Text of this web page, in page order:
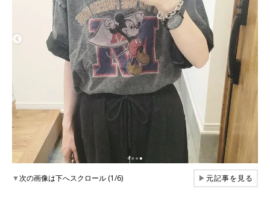
▼次の画像は下へスクロール (1/6) ▶元記事を見る